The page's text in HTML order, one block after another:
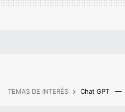
TEMAS DE INTERÉS Chat GPT